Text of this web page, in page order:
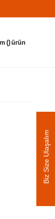
ürün
Biz Size Ulaşalım